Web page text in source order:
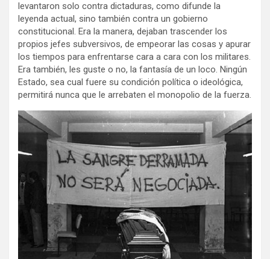
levantaron solo contra dictaduras, como difunde la
leyenda actual, sino también contra un gobierno
constitucional. Era la manera, dejaban trascender los
propios jefes subversivos, de empeorar las cosas y apurar
los tiempos para enfrentarse cara a cara con los militares.
Era también, les guste o no, la fantasía de un loco. Ningún
Estado, sea cual fuere su condición política o ideológica,
permitirá nunca que le arrebaten el monopolio de la fuerza.